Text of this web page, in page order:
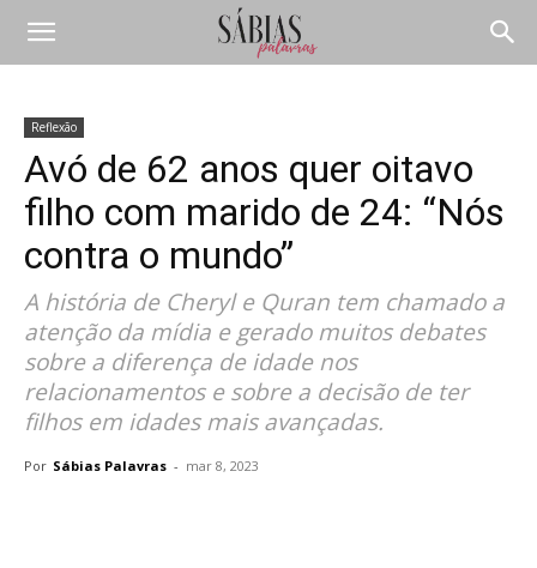
Reflexão
Avó de 62 anos quer oitavo
filho com marido de 24: “Nós
contra o mundo”
A história de Cheryl e Quran tem chamado a
atenção da mídia e gerado muitos debates
sobre a diferença de idade nos
relacionamentos e sobre a decisão de ter
filhos em idades mais avançadas.
Por Sábias Palavras - mar 8, 2023